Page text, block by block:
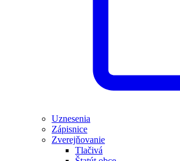
Uznesenia
Zápisnice
Zverejňovanie
Tlačivá